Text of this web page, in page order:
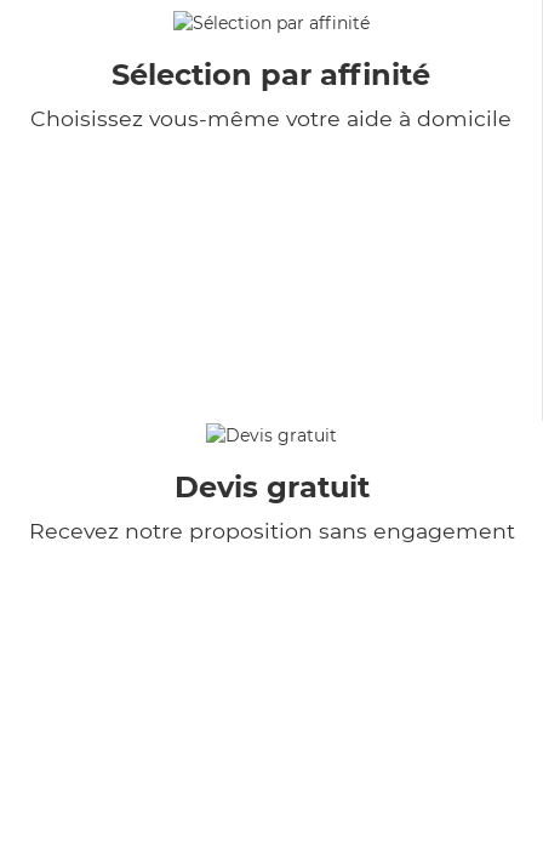
Sélection par affinité
Choisissez vous-même votre aide à domicile
Devis gratuit
Recevez notre proposition sans engagement